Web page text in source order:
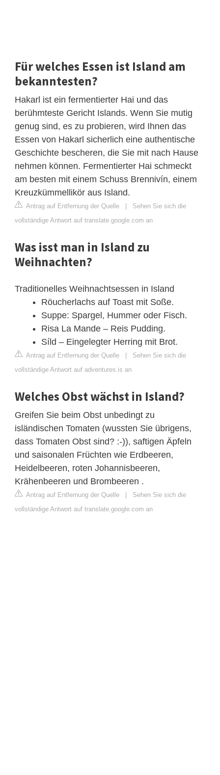
Für welches Essen ist Island am
bekanntesten?
Hakarl ist ein fermentierter Hai und das
berühmteste Gericht Islands. Wenn Sie mutig
genug sind, es zu probieren, wird Ihnen das
Essen von Hakarl sicherlich eine authentische
Geschichte bescheren, die Sie mit nach Hause
nehmen können. Fermentierter Hai schmeckt
am besten mit einem Schuss Brennivín, einem
Kreuzkümmellikör aus Island.
Antrag auf Entfernung der Quelle | Sehen Sie sich die
vollständige Antwort auf translate.google.com an
Was isst man in Island zu
Weihnachten?
Traditionelles Weihnachtsessen in Island
Röucherlachs auf Toast mit Soße.
Suppe: Spargel, Hummer oder Fisch.
Risa La Mande – Reis Pudding.
Síld – Eingelegter Herring mit Brot.
Antrag auf Entfernung der Quelle | Sehen Sie sich die
vollständige Antwort auf adventures.is an
Welches Obst wächst in Island?
Greifen Sie beim Obst unbedingt zu
isländischen Tomaten (wussten Sie übrigens,
dass Tomaten Obst sind? :-)), saftigen Äpfeln
und saisonalen Früchten wie Erdbeeren,
Heidelbeeren, roten Johannisbeeren,
Krähenbeeren und Brombeeren .
Antrag auf Entfernung der Quelle | Sehen Sie sich die
vollständige Antwort auf translate.google.com an